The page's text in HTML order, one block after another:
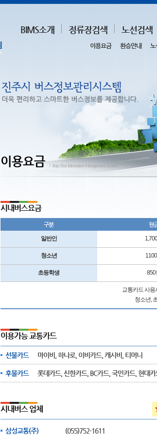
BIMS소개 정류장검색 노선검색
이용요금 환승안내 노
이용요금 ㅣJinju Bus Infomation Management System
시내버스요금
구분 현
일반인
청소년
초등학생 850
교통카드 사용
청소년,
이용가능 교통카드
선불카드 마이비, 하나로, 이비카드, 캐시비, 티머니
후불카드 롯데카드, 신한카드, BC카드, 국민카드, 현대
시내버스 업체
삼성교통(주) (055)752-1611